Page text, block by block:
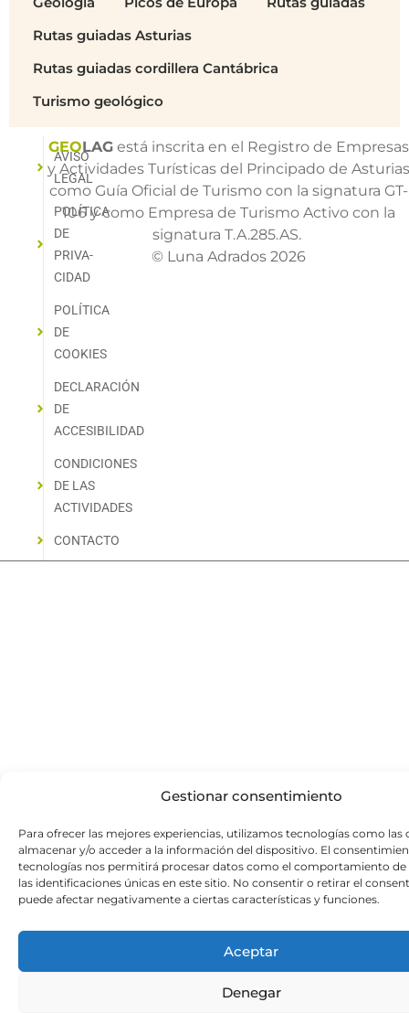
Gestionar consentimiento
Para ofrecer las mejores experiencias, utilizamos tecnologías como las
almacenar y/o acceder a la información del dispositivo. El
tecnologías nos permitirá procesar datos como el comportamiento de
las identificaciones únicas en este sitio. No consentir o retirar el
puede afectar negativamente a ciertas características y funciones.
Aceptar
Denegar
Rutas guiadas Asturias
Rutas guiadas cordillera Cantábrica
Turismo geológico
AVISO
LEGAL
POLÍTICA
DE
PRIVA­
CIDAD
POLÍTICA
DE
COOKIES
DECLARACIÓN
DE
ACCESIBILIDAD
CONDICIONES
DE LAS
ACTIVIDADES
CONTACTO
GEOLAG está inscrita en el Registro de Empresas
y Actividades Turísticas del Principado de
como Guía Oficial de Turismo con la signatura GT-
106 y como Empresa de Turismo Activo con la
signatura T.A.285.AS.
© Luna Adrados 2026